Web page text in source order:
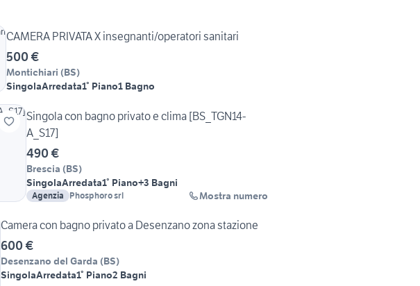
CAMERA PRIVATA X insegnanti/operatori sanitari
500 €
Montichiari (BS)
SingolaArredata1° Piano1 Bagno
Singola con bagno privato e clima [BS_TGN14-
A_S17]
490 €
Brescia (BS)
SingolaArredata1° Piano+3 Bagni
Agenzia Phosphoro srl Mostra numero
Camera con bagno privato a Desenzano zona stazione
600 €
Desenzano del Garda (BS)
SingolaArredata1° Piano2 Bagni